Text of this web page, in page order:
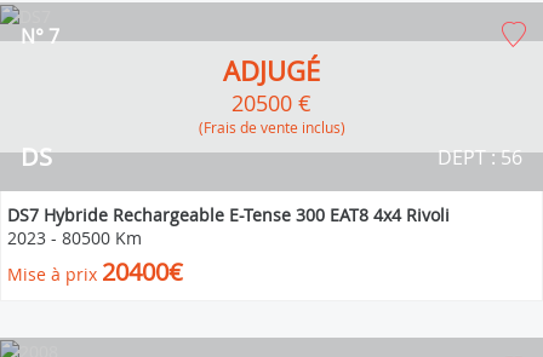
DS
N° 7
DEPT : 56
ADJUGÉ
20500 €
(Frais de vente inclus)
DS7 Hybride Rechargeable E-Tense 300 EAT8 4x4 Rivoli
2023 - 80500 Km
Mise à prix 20400€